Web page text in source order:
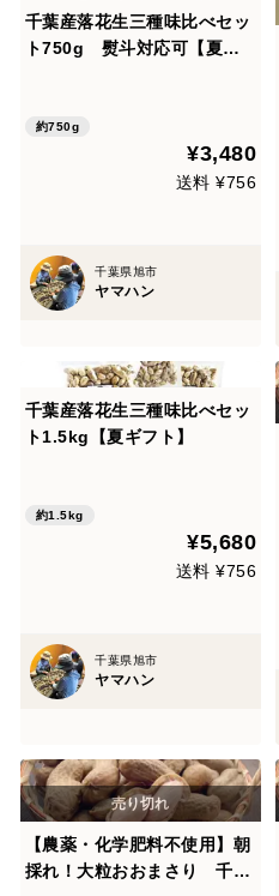
千葉産落花生三種味比べセッ
ト750g 熨斗対応可【夏ギ
約750g
¥3,480
送料 ¥756
千葉県旭市
ヤマハン
千葉産落花生三種味比べセッ
ト1.5kg【夏ギフト】
約1.5kg
¥5,680
送料 ¥756
千葉県旭市
ヤマハン
【農薬・化学肥料不使用】朝
採れ！大粒おおまさり 千葉